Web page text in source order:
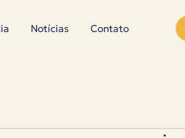
Notícias Contato